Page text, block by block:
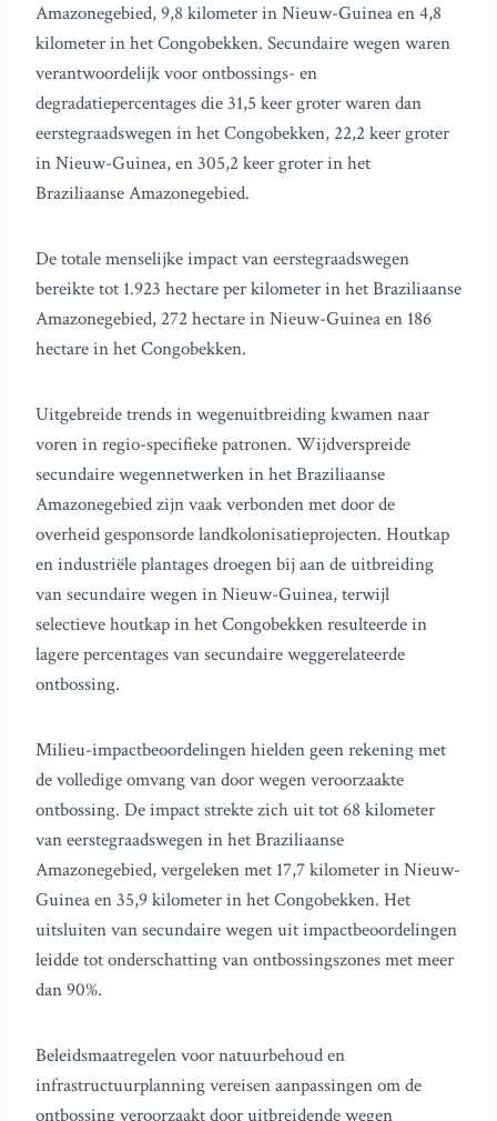
Amazonegebied, 9,8 kilometer in Nieuw-Guinea en 4,8
kilometer in het Congobekken. Secundaire wegen waren
verantwoordelijk voor ontbossings- en
degradatiepercentages die 31,5 keer groter waren dan
eerstegraadswegen in het Congobekken, 22,2 keer groter
in Nieuw-Guinea, en 305,2 keer groter in het
Braziliaanse Amazonegebied.
De totale menselijke impact van eerstegraadswegen
bereikte tot 1.923 hectare per kilometer in het Braziliaanse
Amazonegebied, 272 hectare in Nieuw-Guinea en 186
hectare in het Congobekken.
Uitgebreide trends in wegenuitbreiding kwamen naar
voren in regio-specifieke patronen. Wijdverspreide
secundaire wegennetwerken in het Braziliaanse
Amazonegebied zijn vaak verbonden met door de
overheid gesponsorde landkolonisatieprojecten. Houtkap
en industriële plantages droegen bij aan de uitbreiding
van secundaire wegen in Nieuw-Guinea, terwijl
selectieve houtkap in het Congobekken resulteerde in
lagere percentages van secundaire weggerelateerde
ontbossing.
Milieu-impactbeoordelingen hielden geen rekening met
de volledige omvang van door wegen veroorzaakte
ontbossing. De impact strekte zich uit tot 68 kilometer
van eerstegraadswegen in het Braziliaanse
Amazonegebied, vergeleken met 17,7 kilometer in Nieuw-
Guinea en 35,9 kilometer in het Congobekken. Het
uitsluiten van secundaire wegen uit impactbeoordelingen
leidde tot onderschatting van ontbossingszones met meer
dan 90%.
Beleidsmaatregelen voor natuurbehoud en
infrastructuurplanning vereisen aanpassingen om de
ontbossing veroorzaakt door uitbreidende wegen